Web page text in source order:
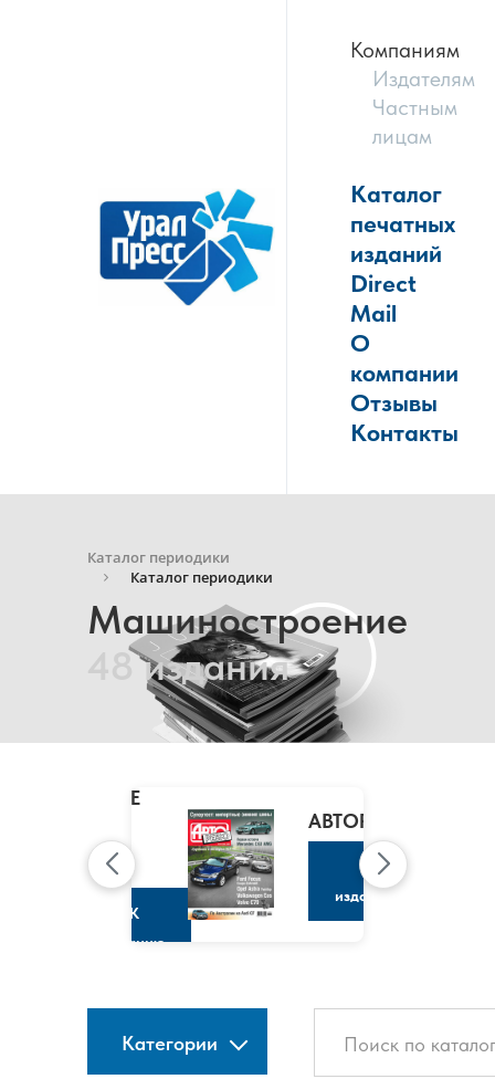
Компаниям
Издателям
Частным
лицам
Каталог
печатных
изданий
Direct
Mail
О
компании
Отзывы
Контакты
Каталог периодики
Каталог периодики
Машиностроение
48 издания
CLAIRE
МАРИ
КЛЭР
К
изданию
АВТОРЕВЮ
К
изданию
Категории